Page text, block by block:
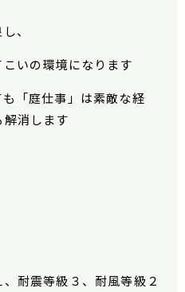
、
いの環境になります
「庭仕事」は素敵な経
消します
耐震等級３、耐風等級２